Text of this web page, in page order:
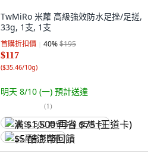
TwMiRo 米蘿 高級強效防水足挫/足搓,
33g, 1支, 1支
首購折扣價 40%$195
$117
($35.46/10g)
明天 8/10 (一) 預計送達
(1)
满 $1,500 再省 $75 (王道卡)
$5 酷澎幣回饋